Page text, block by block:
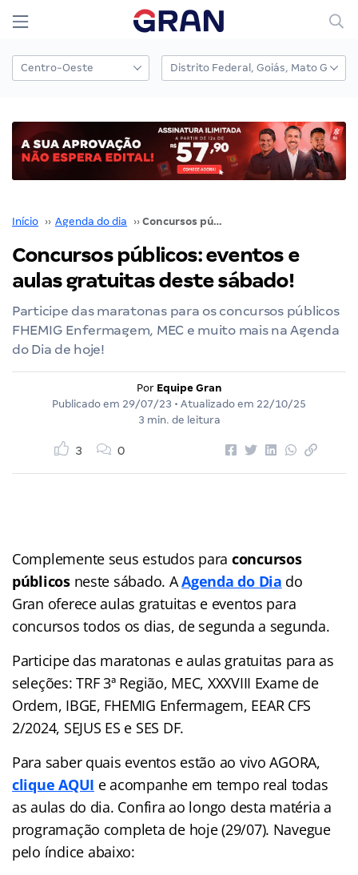
Início ›› Agenda do dia ›› Concursos públicos: eventos e aulas gratuitas deste sábado!
Concursos públicos: eventos e
aulas gratuitas deste sábado!
Participe das maratonas para os concursos públicos
FHEMIG Enfermagem, MEC e muito mais na Agenda
do Dia de hoje!
Por Equipe Gran
Publicado em 29/07/23 • Atualizado em 22/10/25
3 min. de leitura
3 0
Complemente seus estudos para concursos
públicosneste sábado. AAgenda do Dia do
Gran oferece aulas gratuitas e eventos para
concursos todos os dias, de segunda a segunda.
Participe das maratonas e aulas gratuitas para as
seleções: TRF 3ª Região, MEC, XXXVIII Exame de
Ordem, IBGE, FHEMIG Enfermagem, EEAR CFS
2/2024, SEJUS ES e SES DF.
Para saber quais eventos estão ao vivo AGORA,
clique AQUI e acompanhe em tempo real todas
as aulas do dia. Confira ao longo desta matéria a
programação completa de hoje (29/07). Navegue
pelo índice abaixo: